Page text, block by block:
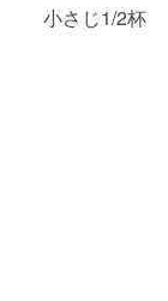
小さじ1/2杯